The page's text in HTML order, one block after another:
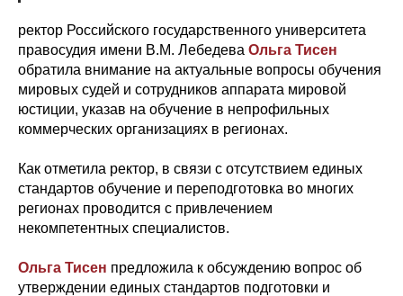
ректор Российского государственного университета
правосудия имени В.М. Лебедева Ольга Тисен
обратила внимание на актуальные вопросы обучения
мировых судей и сотрудников аппарата мировой
юстиции, указав на обучение в непрофильных
коммерческих организациях в регионах.
Как отметила ректор, в связи с отсутствием единых
стандартов обучение и переподготовка во многих
регионах проводится с привлечением
некомпетентных специалистов.
Ольга Тисен предложила к обсуждению вопрос об
утверждении единых стандартов подготовки и